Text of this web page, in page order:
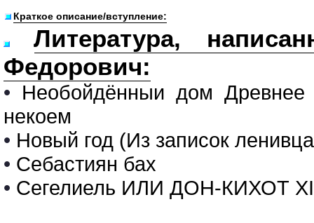
Краткое описание/вступление:
Литература,
Федорович:
• Необойдённыи дом
некоем
• Новый год (Из записок
• Себастиян бах
• Сегелиель ИЛИ ДОН-КИХОТ